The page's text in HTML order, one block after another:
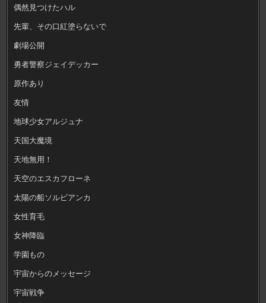
偶然見つけたハル
先輩、その口紅塗らないで
劇場公開
勇者警察ジェイデッカー
原作あり
友情
地球少女アルジュナ
天国大魔境
天地無用！
天空のエスカフローネ
太陽の船ソルビアンカ
女性育毛
女神降臨
学園もの
宇宙からのメッセージ
宇宙戦争